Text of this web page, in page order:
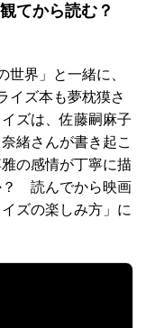
観てから読む？
世界」と一緒に、
イズ本も夢枕獏さ
ズは、佐藤嗣麻子
緒さんが書き起こ
の感情が丁寧に描
？ 読んでから映画
ズの楽しみ方」に